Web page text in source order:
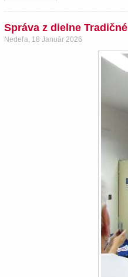
Správa z dielne
Nedeľa, 18 Január 2026